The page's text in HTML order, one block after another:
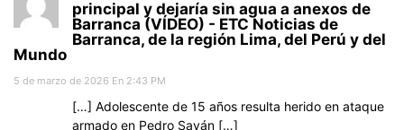
principal y dejaría sin agua a anexos de
Barranca (VÍDEO) - ETC Noticias de
Barranca, de la región Lima, del Perú y del
Mundo
5 de marzo de 2026 En 2:43 PM
[…] Adolescente de 15 años resulta herido en ataque
armado en Pedro Sayán […]